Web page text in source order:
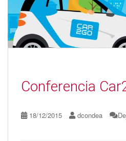
Conferencia
18/12/2015 dcondea